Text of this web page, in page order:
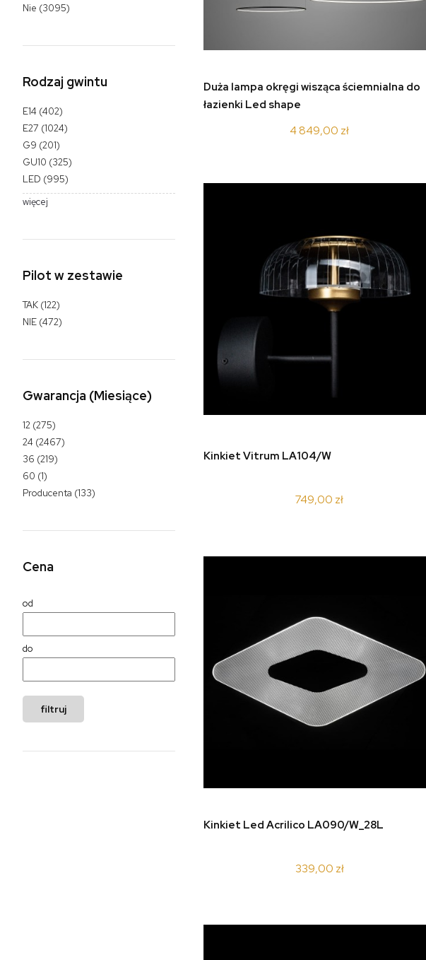
Nie (3095)
Rodzaj gwintu
E14 (402)
E27 (1024)
G9 (201)
GU10 (325)
LED (995)
więcej
Pilot w zestawie
TAK (122)
NIE (472)
Gwarancja (Miesiące)
12 (275)
24 (2467)
36 (219)
60 (1)
Producenta (133)
Cena
od
do
filtruj
do koszyka
Duża lampa okręgi wisząca ściemnialna do
łazienki Led shape
4 849,00 zł
do koszyka
Kinkiet Vitrum LA104/W
749,00 zł
do koszyka
Kinkiet Led Acrilico LA090/W_28L
339,00 zł